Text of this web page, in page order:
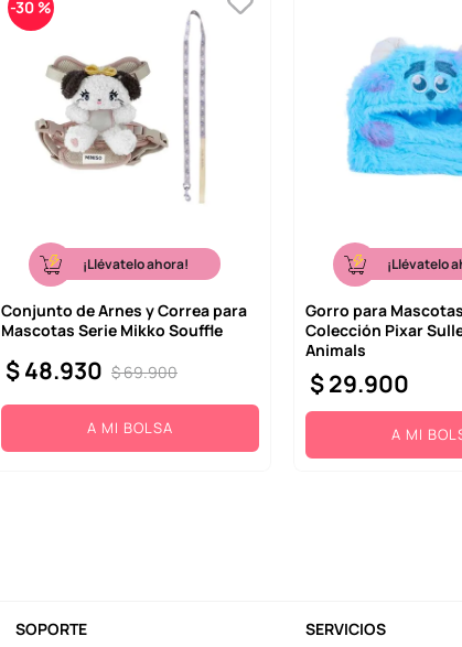
-30 %
¡Llévatelo ahora!
Conjunto de Arnes y Correa para
Mascotas Serie Mikko Souffle
$69.900
$48.930
A MI BOLSA
¡Llévatelo
Gorro para
Colección Pixar
Animals
$29.900
A MI
SOPORTE SERVICIOS